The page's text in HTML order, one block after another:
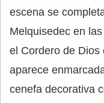
escena se
Melquisedec en
el Cordero de Dios
aparece
cenefa decorativa